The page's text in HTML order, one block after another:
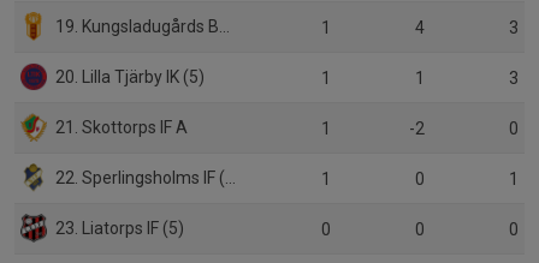
19. Kungsladugårds BK (5) 1 4 3
20. Lilla Tjärby IK (5) 1 1 3
21. Skottorps IF A 1 -2 0
22. Sperlingsholms IF (5) 1 0 1
23. Liatorps IF (5) 0 0 0